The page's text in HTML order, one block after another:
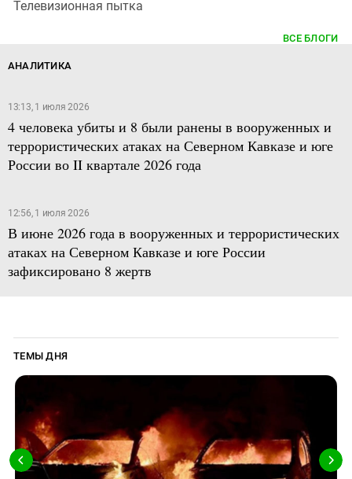
Телевизионная пытка
ВСЕ БЛОГИ
АНАЛИТИКА
13:13, 1 июля 2026
4 человека убиты и 8 были ранены в вооруженных и
террористических атаках на Северном Кавказе и юге
России во II квартале 2026 года
12:56, 1 июля 2026
В июне 2026 года в вооруженных и террористических
атаках на Северном Кавказе и юге России
зафиксировано 8 жертв
ТЕМЫ ДНЯ